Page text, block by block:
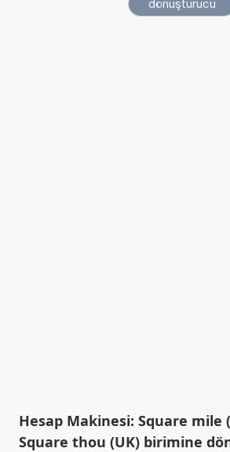
Hesap Makinesi: Square mile
Square thou (UK) birimine